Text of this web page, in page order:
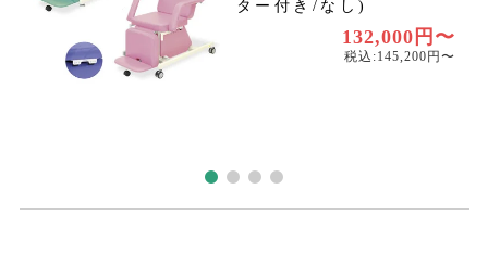
ター付き/なし)
132,000円〜
税込:145,200円〜